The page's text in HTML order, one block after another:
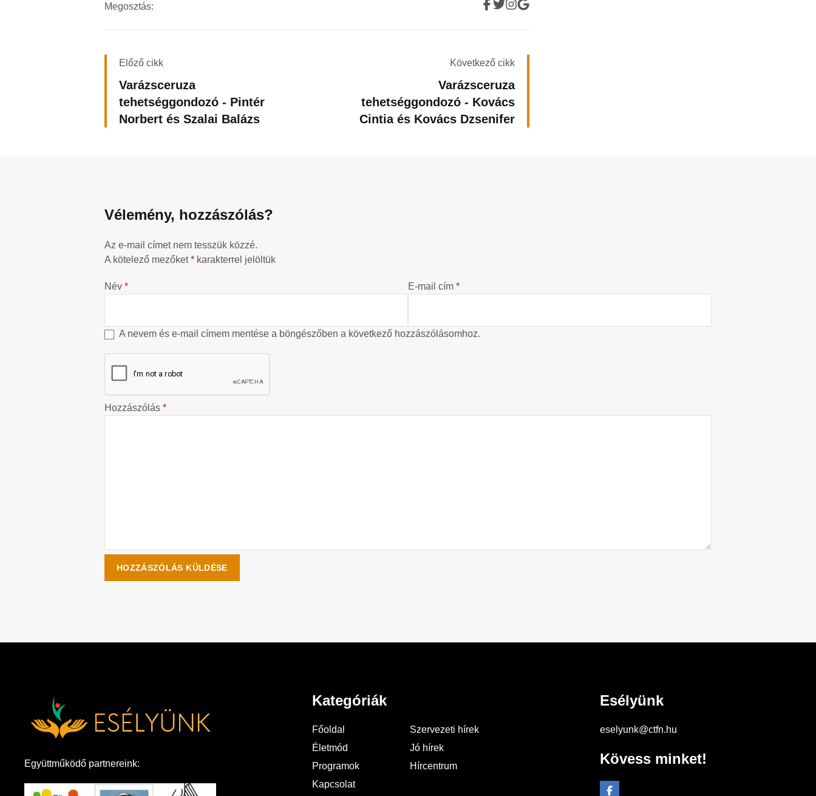
Megosztás:
Előző cikk
Varázsceruza
tehetséggondozó - Pintér
Norbert és Szalai Balázs
Következő cikk
Varázsceruza
tehetséggondozó - Kovács
Cintia és Kovács Dzsenifer
Vélemény, hozzászólás?
Az e-mail címet nem tesszük közzé.
A kötelező mezőket* karakterrel jelöltük
Név * E-mail cím *
A nevem és e-mail címem mentése a böngészőben a következő hozzászólásomhoz.
Hozzászólás *
Együttműködő partnereink:
Kategóriák
Főoldal
Szervezeti hírek
Életmód
Jó hírek
Programok
Hírcentrum
Kapcsolat
Esélyünk
eselyunk@ctfn.hu
Kövess minket!